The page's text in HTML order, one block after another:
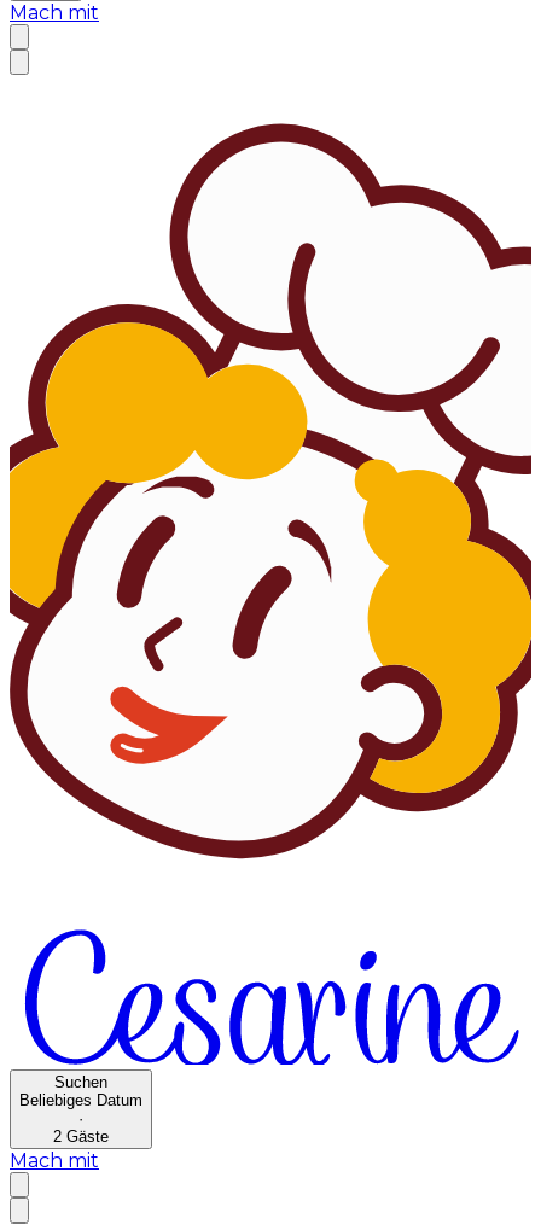
Mach mit
Suchen
Beliebiges Datum
·
2 Gäste
Mach mit